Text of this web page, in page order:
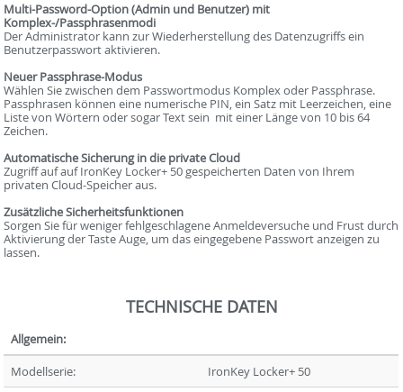
Multi-Password-Option (Admin und Benutzer) mit
Komplex-/Passphrasenmodi
Der Administrator kann zur Wiederherstellung des Datenzugriffs ein
Benutzerpasswort aktivieren.
Neuer Passphrase-Modus
Wählen Sie zwischen dem Passwortmodus Komplex oder Passphrase.
Passphrasen können eine numerische PIN, ein Satz mit Leerzeichen, eine
Liste von Wörtern oder sogar Text sein  mit einer Länge von 10 bis 64
Zeichen.
Automatische Sicherung in die private Cloud
Zugriff auf auf IronKey Locker+ 50 gespeicherten Daten von Ihrem
privaten Cloud-Speicher aus.
Zusätzliche Sicherheitsfunktionen
Sorgen Sie für weniger fehlgeschlagene Anmeldeversuche und Frust durch
Aktivierung der Taste Auge, um das eingegebene Passwort anzeigen zu
lassen.
TECHNISCHE DATEN
Allgemein:
Modellserie:
IronKey Locker+ 50